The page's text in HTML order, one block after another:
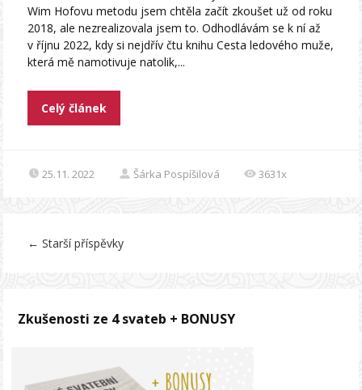
Wim Hofovu metodu jsem chtěla začít zkoušet už od roku
2018, ale nezrealizovala jsem to. Odhodlávám se k ní až
v říjnu 2022, kdy si nejdřív čtu knihu Cesta ledového muže,
která mě namotivuje natolik,...
Celý článek
25.11. 2022 Šárka Pospíšilová 3631x
← Starší příspěvky
Zkušenosti ze 4 svateb + BONUSY